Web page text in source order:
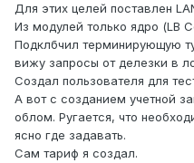
Для этих целей поставлен
Из модулей только ядро (LB
Подклбчил терминирующую
вижу запросы от делезки в
Создал пользователя для
А вот с созданием учетной
облом. Ругается, что
ясно где задавать.
Сам тариф я создал.